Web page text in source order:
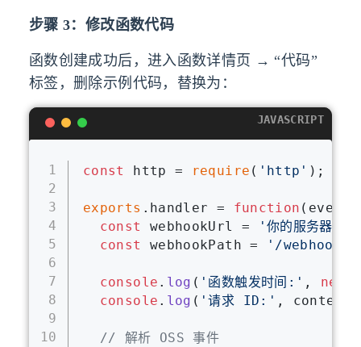
步骤 3：修改函数代码
函数创建成功后，进入函数详情页 → “代码”
标签，删除示例代码，替换为：
1
2
3
4
5
6
7
8
9
10
const http = require ( 'http' );
exports . handler = function (
const
webhookUrl = '你的服务器IP'
const
webhookPath = '/webhook/
console . log ( '函数触发时间:' , new
console . log ( '请求 ID:' , context.
// 解析 OSS 事件
JAVASCRIPT